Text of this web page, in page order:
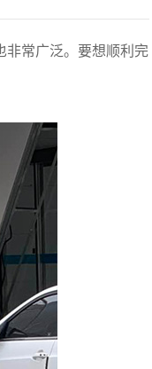
常广泛。要想顺利完